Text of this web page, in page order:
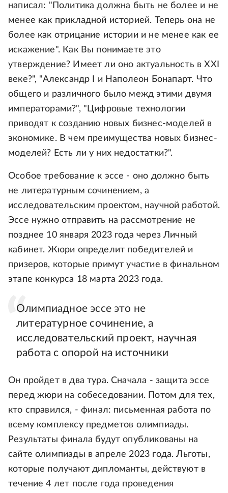
написал: "Политика должна быть не более и не
менее как прикладной историей. Теперь она не
более как отрицание истории и не менее как ее
искажение". Как Вы понимаете это
утверждение? Имеет ли оно актуальность в XXI
веке?", "Александр I и Наполеон Бонапарт. Что
общего и различного было межд этими двумя
императорами?", "Цифровые технологии
приводят к созданию новых бизнес-моделей в
экономике. В чем преимущества новых бизнес-
моделей? Есть ли у них недостатки?".
Особое требование к эссе - оно должно быть
не литературным сочинением, а
исследовательским проектом, научной работой.
Эссе нужно отправить на рассмотрение не
позднее 10 января 2023 года через Личный
кабинет. Жюри определит победителей и
призеров, которые примут участие в финальном
этапе конкурса 18 марта 2023 года.
Олимпиадное эссе это не
литературное сочинение, а
исследовательский проект, научная
работа с опорой на источники
Он пройдет в два тура. Сначала - защита эссе
перед жюри на собеседовании. Потом для тех,
кто справился, - финал: письменная работа по
всему комплексу предметов олимпиады.
Результаты финала будут опубликованы на
сайте олимпиады в апреле 2023 года. Льготы,
которые получают дипломанты, действуют в
течение 4 лет после года проведения